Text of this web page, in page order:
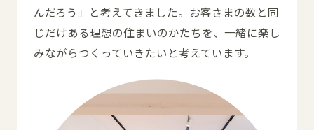
んだろう」と考えてきました。お客さまの数と同
じだけある理想の住まいのかたちを、一緒に楽し
みながらつくっていきたいと考えています。